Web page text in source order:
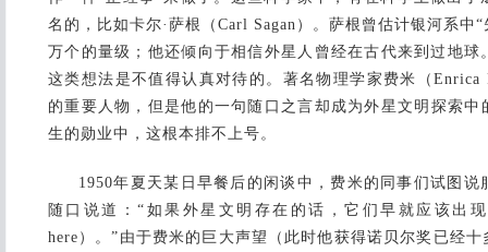
名的，比如卡尔·萨根（Carl Sagan）。萨根曾估计银河系中
万个的量级；他还倾向于相信外星人曾经在古代来到过地
这类想法是不值得认真对待的。著名物理学家费米（
的重要人物，但是他的一句随口之言却成为外星文明探索
生的勋业中，这根本排不上号。
1950年夏天某日早餐后的闲谈中，费米的同事们试图
随口说道：“如果外星文明存在的话，它们早就应该出
here）。”由于费米的巨大声望（此时他获得诺贝尔奖已经